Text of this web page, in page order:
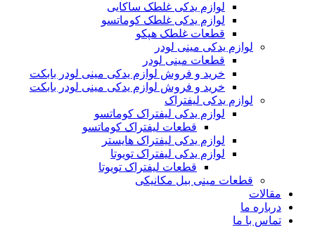
لوازم یدکی غلطک ساکایی
لوازم یدکی غلطک کوماتسو
قطعات غلطک هپکو
لوازم یدکی مینی لودر
قطعات مینی لودر
خرید و فروش لوازم یدکی مینی لودر بابکت
خرید و فروش لوازم یدکی مینی لودر بابکت
لوازم یدکی لیفتراک
لوازم یدکی لیفتراک کوماتسو
قطعات لیفتراک کوماتسو
لوازم یدکی لیفتراک هایستر
لوازم یدکی لیفتراک تویوتا
قطعات لیفتراک تویوتا
قطعات مینی بیل مکانیکی
ما
با ما